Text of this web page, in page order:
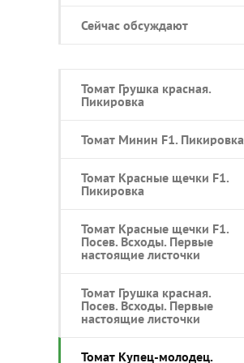
Сейчас обсуждают
Томат Грушка красная.
Пикировка
Томат Минин F1. Пикировка
Томат Красные щечки F1.
Пикировка
Томат Красные щечки F1.
Посев. Всходы. Первые
настоящие листочки
Томат Грушка красная.
Посев. Всходы. Первые
настоящие листочки
Томат Купец-молодец.